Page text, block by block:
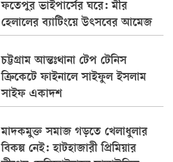
ফতেপুর ভাইপার্সের ঘরে: মীর
হেলালের ব্যাটিংয়ে উৎসবের আমেজ
চট্টগ্রাম আন্তঃথানা টেপ টেনিস
ক্রিকেটে ফাইনালে সাইফুল ইসলাম
সাইফ একাদশ
মাদকমুক্ত সমাজ গড়তে খেলাধুলার
বিকল্প নেই: হাটহাজারী প্রিমিয়ার